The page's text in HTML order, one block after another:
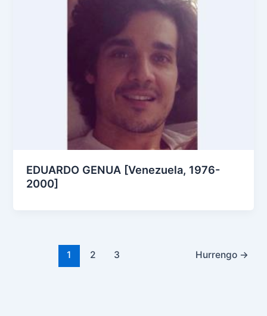
EDUARDO GENUA [Venezuela, 1976-
2000]
1 2 3 Hurrengo →